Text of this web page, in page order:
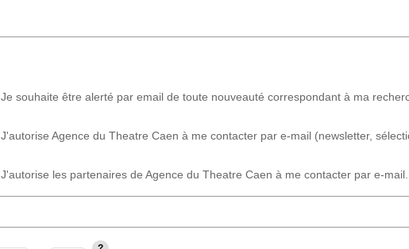
Je souhaite être alerté par email de toute nouveauté correspondant à ma
J'autorise Agence du Theatre Caen à me contacter par e-mail (newsletter,
J'autorise les partenaires de Agence du Theatre Caen à me contacter par e-mail.